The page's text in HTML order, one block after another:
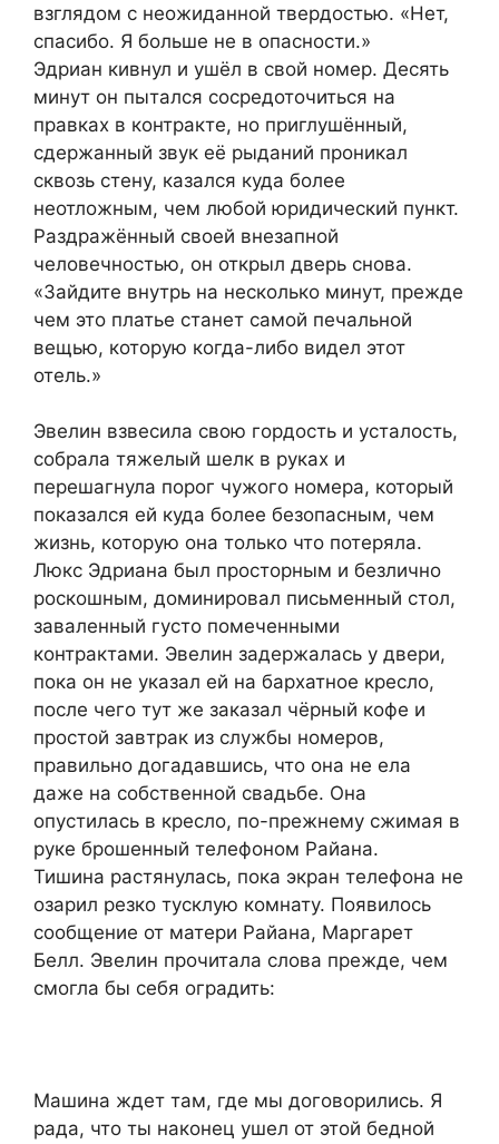
взглядом с неожиданной твердостью. «Нет,
спасибо. Я больше не в опасности.»
Эдриан кивнул и ушёл в свой номер. Десять
минут он пытался сосредоточиться на
правках в контракте, но приглушённый,
сдержанный звук её рыданий проникал
сквозь стену, казался куда более
неотложным, чем любой юридический пункт.
Раздражённый своей внезапной
человечностью, он открыл дверь снова.
«Зайдите внутрь на несколько минут, прежде
чем это платье станет самой печальной
вещью, которую когда-либо видел этот
отель.»
Эвелин взвесила свою гордость и усталость,
собрала тяжелый шелк в руках и
перешагнула порог чужого номера, который
показался ей куда более безопасным, чем
жизнь, которую она только что потеряла.
Люкс Эдриана был просторным и безлично
роскошным, доминировал письменный стол,
заваленный густо помеченными
контрактами. Эвелин задержалась у двери,
пока он не указал ей на бархатное кресло,
после чего тут же заказал чёрный кофе и
простой завтрак из службы номеров,
правильно догадавшись, что она не ела
даже на собственной свадьбе. Она
опустилась в кресло, по-прежнему сжимая в
руке брошенный телефоном Райана.
Тишина растянулась, пока экран телефона не
озарил резко тусклую комнату. Появилось
сообщение от матери Райана, Маргарет
Белл. Эвелин прочитала слова прежде, чем
смогла бы себя оградить:
Машина ждет там, где мы договорились. Я
рада, что ты наконец ушел от этой бедной